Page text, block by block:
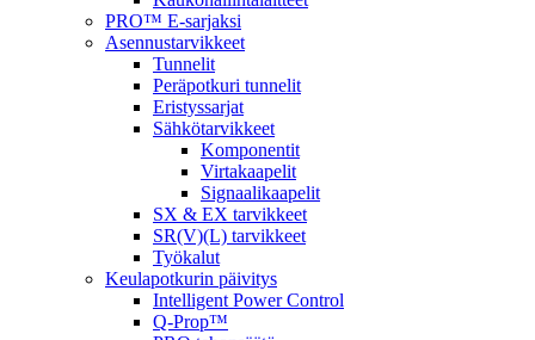
PRO™ E-sarjaksi
Asennustarvikkeet
Tunnelit
Peräpotkuri tunnelit
Eristyssarjat
Sähkötarvikkeet
Komponentit
Virtakaapelit
Signaalikaapelit
SX & EX tarvikkeet
SR(V)(L) tarvikkeet
Työkalut
Keulapotkurin päivitys
Intelligent Power Control
Q-Prop™